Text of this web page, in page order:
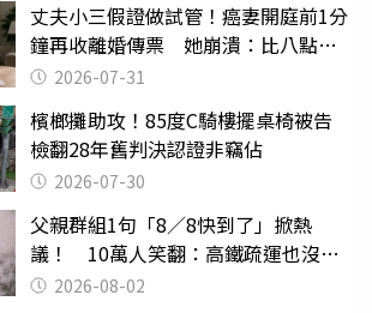
丈夫小三假證做試管！癌妻開庭前1分
鐘再收離婚傳票 她崩潰：比八點檔
還扯2026-07-31
檳榔攤助攻！85度C騎樓擺桌椅被告
檢翻28年舊判決認證非竊佔
2026-07-30
父親群組1句「8／8快到了」掀熱
議！ 10萬人笑翻：高鐵疏運也沒列
父親節
2026-08-02